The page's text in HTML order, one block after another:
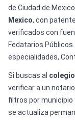
de Ciudad de
Mexico, con
verificados con
Fedatarios
especialidades,
Si buscas al
verificar a un
filtros por municipio
se actualiza